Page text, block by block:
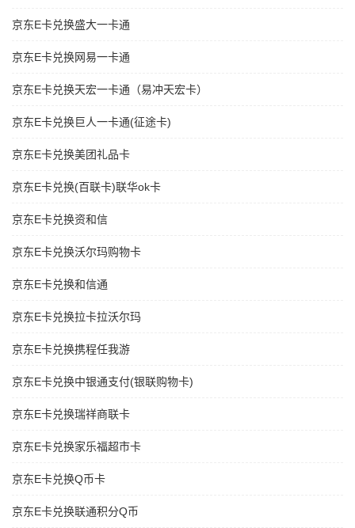
京东E卡兑换盛大一卡通
京东E卡兑换网易一卡通
京东E卡兑换天宏一卡通（易冲天宏卡）
京东E卡兑换巨人一卡通(征途卡)
京东E卡兑换美团礼品卡
京东E卡兑换(百联卡)联华ok卡
京东E卡兑换资和信
京东E卡兑换沃尔玛购物卡
京东E卡兑换和信通
京东E卡兑换拉卡拉沃尔玛
京东E卡兑换携程任我游
京东E卡兑换中银通支付(银联购物卡)
京东E卡兑换瑞祥商联卡
京东E卡兑换家乐福超市卡
京东E卡兑换Q币卡
京东E卡兑换联通积分Q币